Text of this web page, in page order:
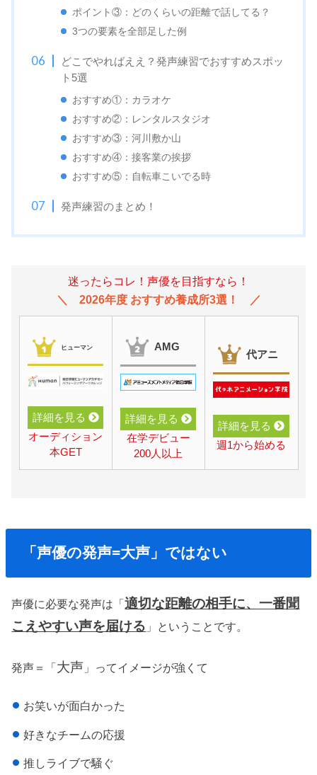
ポイント③：どのくらいの距離で話してる？
3つの要素を全部足した例
どこでやればええ？発声練習でおすすめスポッ
ト5選
おすすめ①：カラオケ
おすすめ②：レンタルスタジオ
おすすめ③：河川敷か山
おすすめ④：接客業の挨拶
おすすめ⑤：自転車こいでる時
発声練習のまとめ！
迷ったらコレ！声優を目指すなら！
2026年度 おすすめ養成所3選！
ヒューマン
詳細を見る
オーディション
本GET
AMG
詳細を見る
在学デビュー
200人以上
代アニ
詳細を見る
週1から始める
「声優の発声=大声」ではない
声優に必要な発声は「適切な距離の相手に、一番聞
こえやすい声を届ける 」ということです。
発声＝「大声 」ってイメージが強くて
お笑いが面白かった
好きなチームの応援
推しライブで騒ぐ